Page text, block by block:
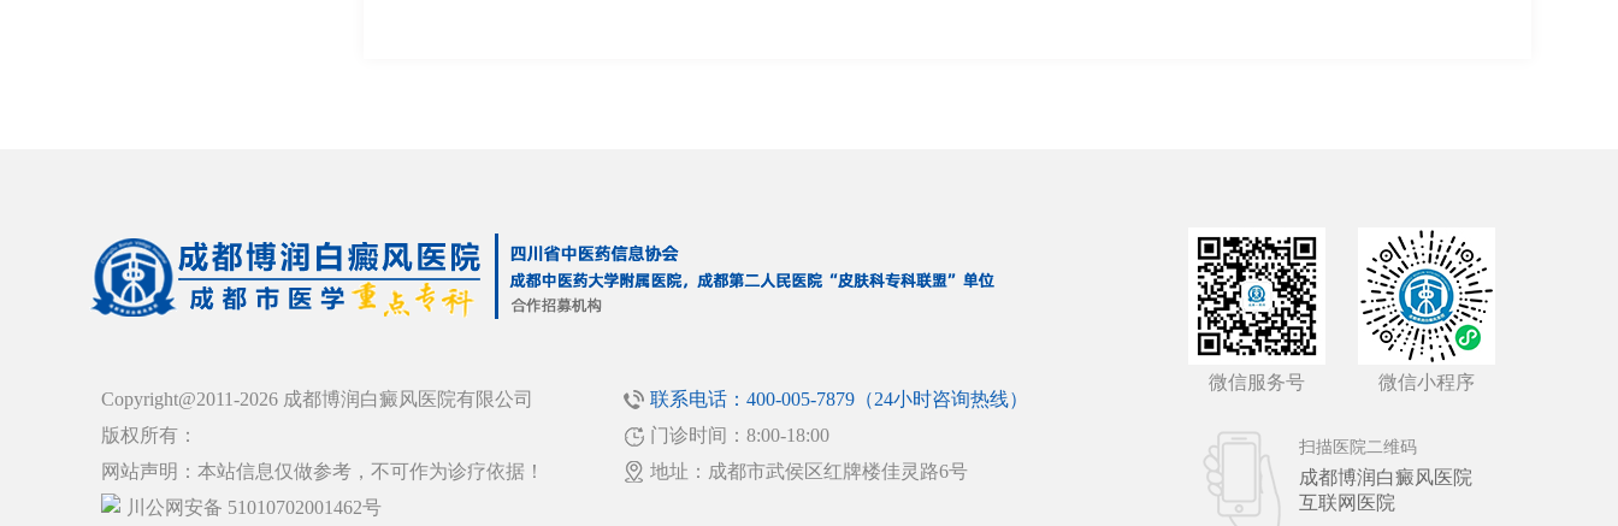
Copyright@2011-2026 成都博润白癜风医院有限公司
版权所有：
网站声明：本站信息仅做参考，不可作为诊疗依据！
川公网安备 51010702001462号
联系电话：400-005-7879（24小时咨询热线）
门诊时间：8:00-18:00
地址：成都市武侯区红牌楼佳灵路6号
微信服务号 微信小程序
扫描医院二维码
成都博润白癜风医院
互联网医院